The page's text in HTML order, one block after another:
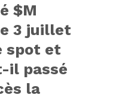
$M
3 juillet
spot et
il passé
la